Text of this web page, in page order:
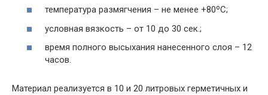
температура размягчения – не менее +80ºС;
условная вязкость – от 10 до 30 сек.;
время полного высыхания нанесенного слоя – 12
часов.
Материал реализуется в 10 и 20 литровых герметичных и